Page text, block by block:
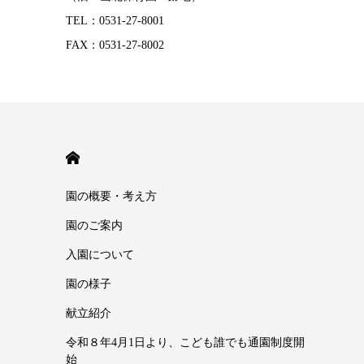
TEL：0531-27-8001
FAX：0531-27-8002
園の概要・考え方
園のご案内
入園について
園の様子
献立紹介
令和８年4月1日より、こども誰でも通園制度開
始